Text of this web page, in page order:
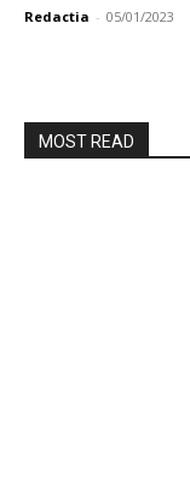
Redactia - 05/01/2023
MOST READ